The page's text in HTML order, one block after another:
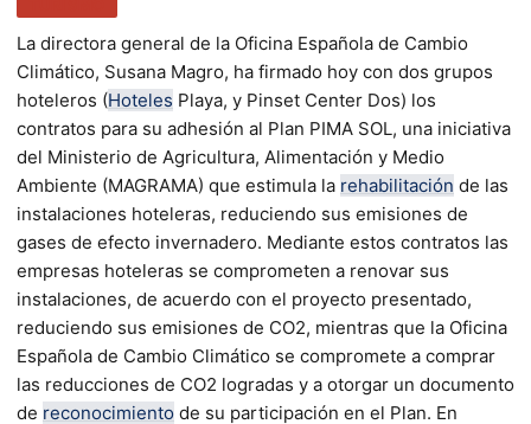
La directora general de la Oficina Española de Cambio
Climático, Susana Magro, ha firmado hoy con dos grupos
hoteleros (Hoteles Playa, y Pinset Center Dos) los
contratos para su adhesión al Plan PIMA SOL, una iniciativa
del Ministerio de Agricultura, Alimentación y Medio
Ambiente (MAGRAMA) que estimula la rehabilitación de las
instalaciones hoteleras, reduciendo sus emisiones de
gases de efecto invernadero. Mediante estos contratos las
empresas hoteleras se comprometen a renovar sus
instalaciones, de acuerdo con el proyecto presentado,
reduciendo sus emisiones de CO2, mientras que la Oficina
Española de Cambio Climático se compromete a comprar
las reducciones de CO2 logradas y a otorgar un documento
de reconocimiento de su participación en el Plan. En